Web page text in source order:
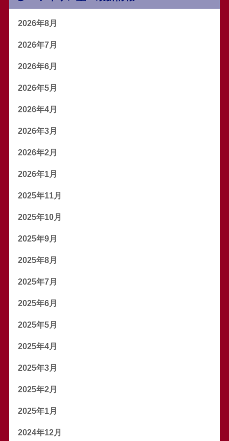
2026年8月
2026年7月
2026年6月
2026年5月
2026年4月
2026年3月
2026年2月
2026年1月
2025年11月
2025年10月
2025年9月
2025年8月
2025年7月
2025年6月
2025年5月
2025年4月
2025年3月
2025年2月
2025年1月
2024年12月